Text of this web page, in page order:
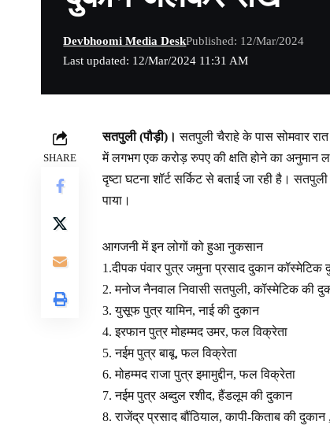
Last updated: 12/Mar/2024 11:31 AM
Devbhoomi Media DeskPublished: 12/Mar/2024
SHARE
सतपुली (पौड़ी)। सतपुली चैराहे के पास सोमवार
में लगभग एक करोड़ रुपए की क्षति होने का अनुमान
दृष्टा घटना शॉर्ट सर्किट से बताई जा रही है।
पाया।
आगजनी में इन लोगों को हुआ नुकसान
1.दीपक पंवार पुत्र जमुना प्रसाद दुकान कॉस्मेटिक
2. मनोज नैनवाल निवासी सतपुली, कॉस्मेटिक की
3. युसूफ पुत्र यामिन, नाई की दुकान
4. इरफान पुत्र मोहम्मद उमर, फल विक्रेता
5. नईम पुत्र बाबू, फल विक्रेता
6. मोहम्मद राजा पुत्र इमामुद्दीन, फल विक्रेता
7. नईम पुत्र अब्दुल रशीद, हैंडलूम की दुकान
8. राजेंद्र प्रसाद बौंठियाल, कापी-किताब की दुकान ,